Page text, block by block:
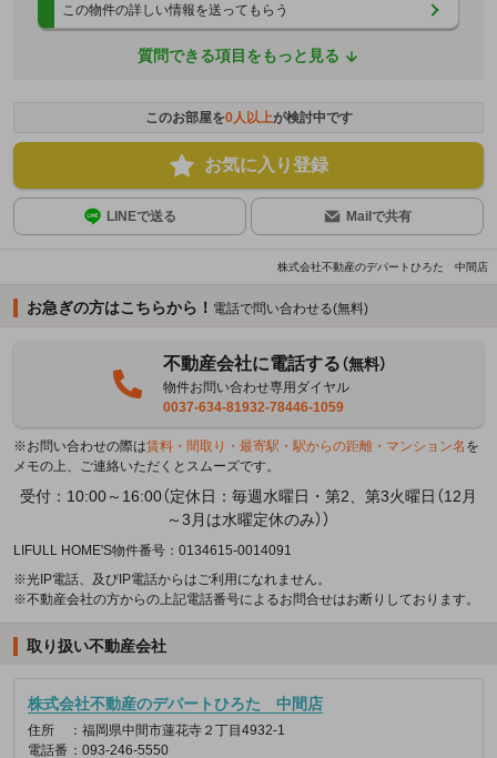
この物件の詳しい情報を送ってもらう
質問できる項目をもっと見る
このお部屋を0人以上が検討中です
お気に入り登録
LINEで送る Mailで共有
株式会社不動産のデパートひろた 中間店
お急ぎの方はこちらから！ 電話で問い合わせる(無料)
不動産会社に電話する（無料）
物件お問い合わせ専用ダイヤル
0037-634-81932-78446-1059
※お問い合わせの際は賃料・間取り・最寄駅・駅からの距離・マンション名 を
メモの上、ご連絡いただくとスムーズです。
受付：10:00～16:00（定休日：毎週水曜日・第2、第3火曜日（12月
～3月は水曜定休のみ））
LIFULL HOME'S物件番号：0134615-0014091
※光IP電話、及びIP電話からはご利用になれません。
※不動産会社の方からの上記電話番号によるお問合せはお断りしております。
取り扱い不動産会社
株式会社不動産のデパートひろた 中間店
住所
：福岡県中間市蓮花寺２丁目4932-1
電話番 ：093-246-5550